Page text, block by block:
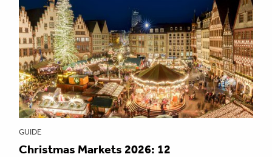
GUIDE
Christmas Markets 2026: 12